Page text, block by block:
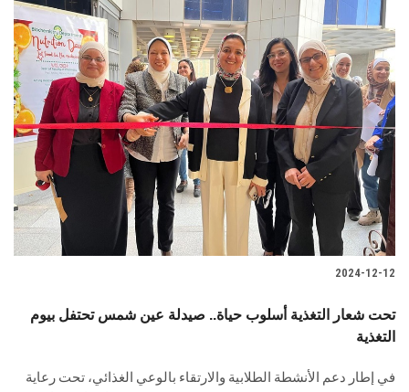
2024-12-12
تحت شعار التغذية أسلوب حياة.. صيدلة عين شمس تحتفل بيوم
التغذية
في إطار دعم الأنشطة الطلابية والارتقاء بالوعي الغذائي، تحت رعاية